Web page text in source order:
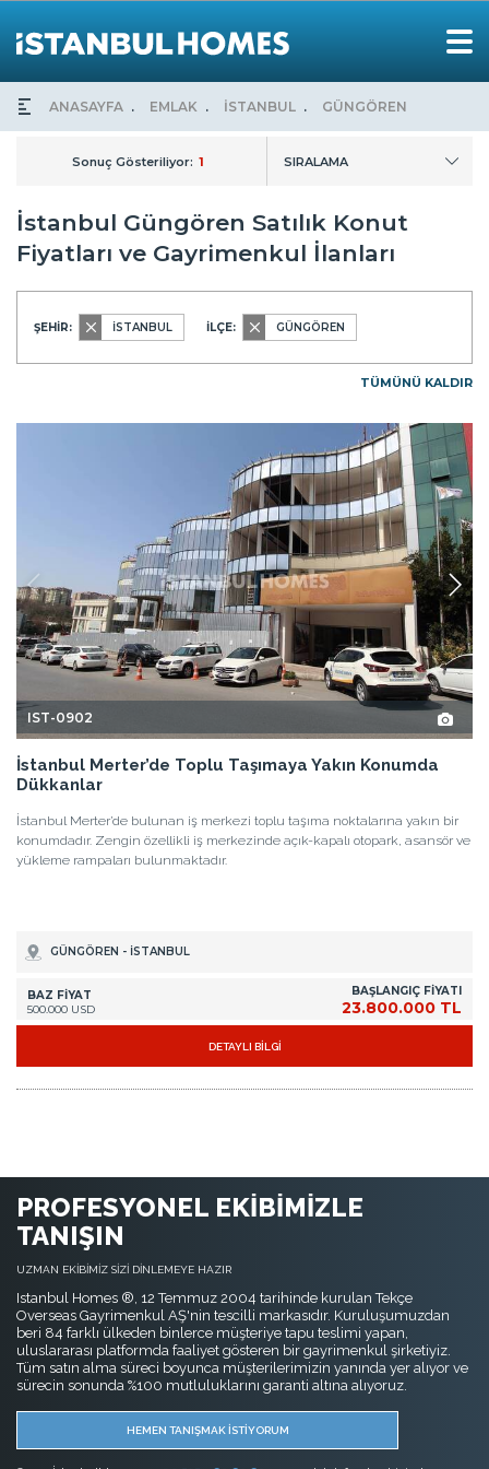
ANASAYFA EMLAK İSTANBUL GÜNGÖREN
Sonuç Gösteriliyor: 1 SIRALAMA
İstanbul Güngören Satılık Konut
Fiyatları ve Gayrimenkul İlanları
ŞEHİR: İSTANBUL İLÇE: GÜNGÖREN
TÜMÜNÜ KALDIR
IST-0902
İstanbul Merter’de Toplu Taşımaya Yakın Konumda
Dükkanlar
İstanbul Merter’de bulunan iş merkezi toplu taşıma noktalarına yakın bir
konumdadır. Zengin özellikli iş merkezinde açık-kapalı otopark, asansör ve
yükleme rampaları bulunmaktadır.
GÜNGÖREN - İSTANBUL
BAZ FİYAT
500.000 USD
BAŞLANGIÇ FİYATI
23.800.000 TL
DETAYLI BİLGİ
PROFESYONEL EKİBİMİZLE
TANIŞIN
UZMAN EKİBİMİZ SİZİ DİNLEMEYE HAZIR
Istanbul Homes ®, 12 Temmuz 2004 tarihinde kurulan Tekçe
Overseas Gayrimenkul AŞ'nin tescilli markasıdır. Kuruluşumuzdan
beri 84 farklı ülkeden binlerce müşteriye tapu teslimi yapan,
uluslararası platformda faaliyet gösteren bir gayrimenkul şirketiyiz.
Tüm satın alma süreci boyunca müşterilerimizin yanında yer alıyor ve
sürecin sonunda %100 mutluluklarını garanti altına alıyoruz.
HEMEN TANIŞMAK İSTİYORUM